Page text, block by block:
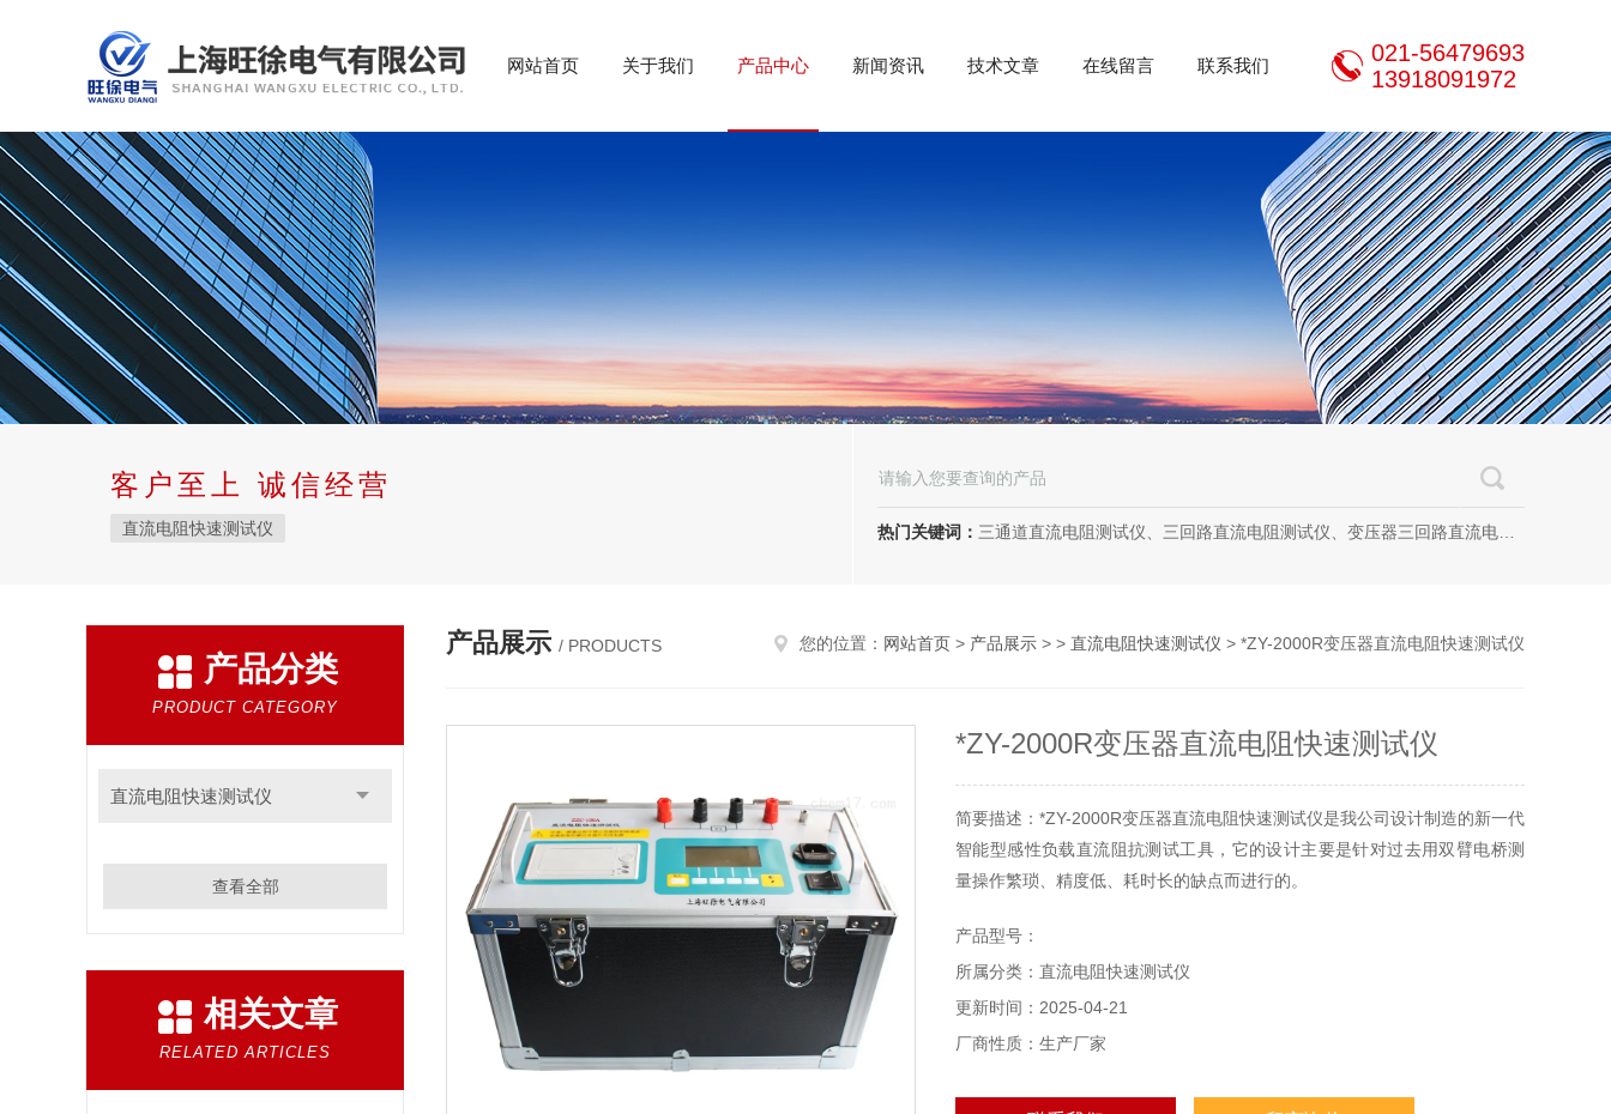
网站首页 关于我们 产品中心 新闻资讯 技术文章 在线留言 联系我们
021-56479693
13918091972
客户至上 诚信经营
直流电阻快速测试仪 热门关键词： 三通道直流电阻测试仪、三回路直流电阻测试仪、变压器三回路直流电阻测试仪、手持式三相直流电阻测试仪、三通道助磁直流电阻测试仪
产品分类
PRODUCT CATEGORY
直流电阻快速测试仪
查看全部
相关文章
RELATED ARTICLES
产品展示 / PRODUCTS 您的位置： 网站首页 > 产品展示 > > 直流电阻快速测试仪 > *ZY-2000R变压器直流电阻快速测试仪
*ZY-2000R变压器直流电阻快速测试仪
简要描述：*ZY-2000R变压器直流电阻快速测试仪是我公司设计制造的新一代
智能型感性负载直流阻抗测试工具，它的设计主要是针对过去用双臂电桥测
量操作繁琐、精度低、耗时长的缺点而进行的。
产品型号：
所属分类：直流电阻快速测试仪
更新时间：2025-04-21
厂商性质：生产厂家